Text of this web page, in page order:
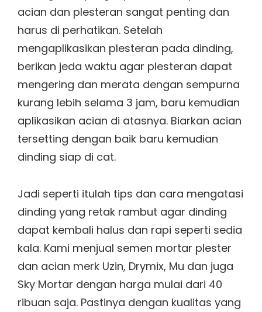
acian dan plesteran sangat penting dan
harus di perhatikan. Setelah
mengaplikasikan plesteran pada dinding,
berikan jeda waktu agar plesteran dapat
mengering dan merata dengan sempurna
kurang lebih selama 3 jam, baru kemudian
aplikasikan acian di atasnya. Biarkan acian
tersetting dengan baik baru kemudian
dinding siap di cat.
Jadi seperti itulah tips dan cara mengatasi
dinding yang retak rambut agar dinding
dapat kembali halus dan rapi seperti sedia
kala. Kami menjual semen mortar plester
dan acian merk Uzin, Drymix, Mu dan juga
Sky Mortar dengan harga mulai dari 40
ribuan saja. Pastinya dengan kualitas yang